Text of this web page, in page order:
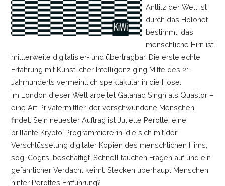
Antlitz der Welt ist
durch das Holonet
bestimmt, das
menschliche Hirn ist
mittlerweile digitalisier- und übertragbar. Die erste echte
Erfahrung mit Künstlicher Intelligenz ging Mitte des 21.
Jahrhunderts vermeintlich spektakulär in die Hose.
Im London dieser Welt arbeitet Galahad Singh als Quästor –
eine Art Privatermittler, der verschwundene Menschen
findet. Sein neuester Auftrag ist Juliette Perotte, eine
brillante Krypto-Programmiererin, die sich mit der
Verschlüsselung digitaler Kopien des menschlichen Hirns,
sog. Cogits, beschäftigt. Schnell tauchen Fragen auf und ein
gefährlicher Verdacht keimt: Stecken überhaupt Menschen
hinter Perottes Entführung?